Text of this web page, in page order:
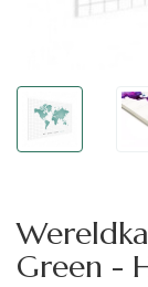
Green -